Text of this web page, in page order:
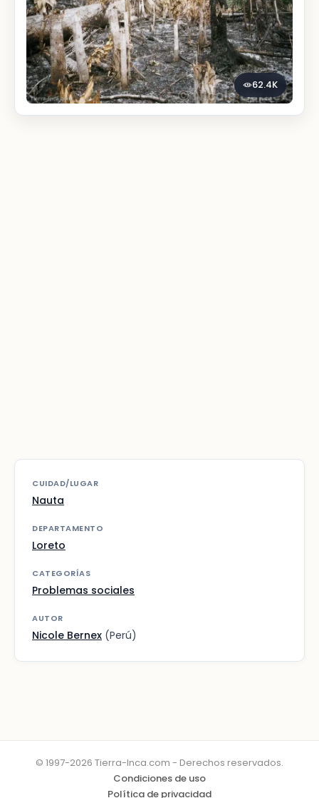
62.4K
CUIDAD/LUGAR
Nauta
DEPARTAMENTO
Loreto
CATEGORÍAS
Problemas sociales
AUTOR
Nicole Bernex (Perú)
© 1997-2026 Tierra-Inca.com - Derechos reservados.
Condiciones de uso
Política de privacidad